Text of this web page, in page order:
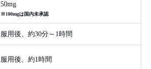
50mg
※100mgは国内未承認
服用後、約30分～1時間
服用後、約1時間